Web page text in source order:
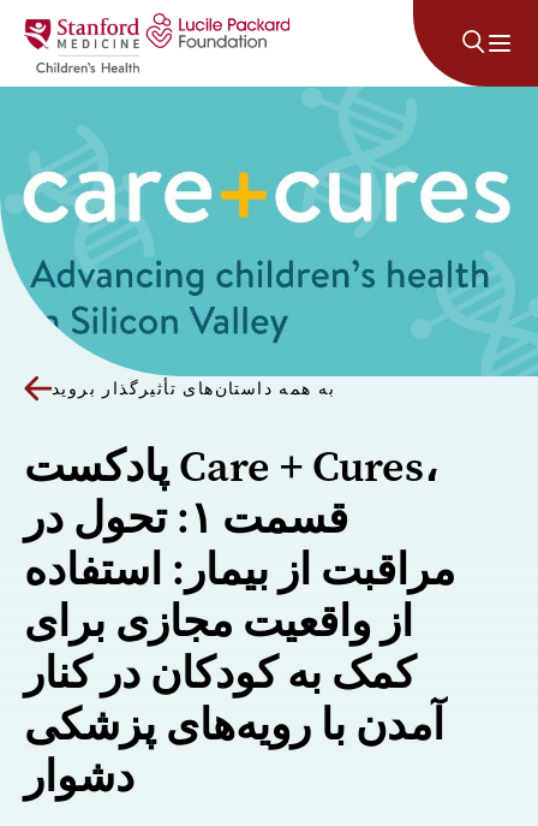
پرش به محتوا
به همه داستان‌های تأثیرگذار بروید
پادکست Care + Cures،
قسمت ۱: تحول در
مراقبت از بیمار: استفاده
از واقعیت مجازی برای
کمک به کودکان در کنار
آمدن با رویه‌های پزشکی
دشوار